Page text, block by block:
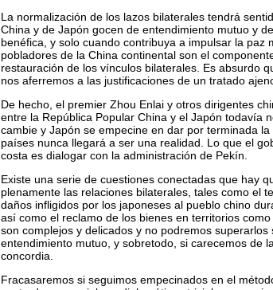
La normalización de los lazos bilaterales tendrá
China y de Japón gocen de entendimiento mutuo y
benéfica, y solo cuando contribuya a impulsar la paz
pobladores de la China continental son el
restauración de los vínculos bilaterales. Es absurdo
nos aferremos a las justificaciones de un tratado
De hecho, el premier Zhou Enlai y otros dirigentes
entre la República Popular China y el Japón todavía
cambie y Japón se empecine en dar por terminada
países nunca llegará a ser una realidad. Lo que el
costa es dialogar con la administración de Pekín.
Existe una serie de cuestiones conectadas que hay
plenamente las relaciones bilaterales, tales como el
daños infligidos por los japoneses al pueblo chino
así como el reclamo de los bienes en territorios
son complejos y delicados y no podremos
entendimiento mutuo, y sobretodo, si carecemos de
concordia.
Fracasaremos si seguimos empecinados en el